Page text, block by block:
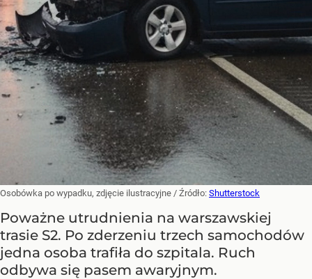
Osobówka po wypadku, zdjęcie ilustracyjne / Źródło: Shutterstock
Poważne utrudnienia na warszawskiej
trasie S2. Po zderzeniu trzech samochodów
jedna osoba trafiła do szpitala. Ruch
odbywa się pasem awaryjnym.